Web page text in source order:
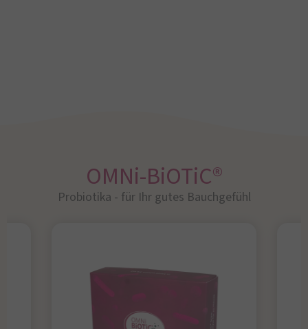
OMNi-BiOTiC®
Probiotika - für Ihr gutes Bauchgefühl​